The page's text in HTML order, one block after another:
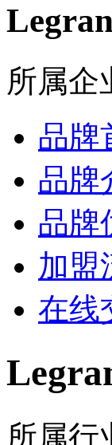
所属企
品牌
品牌
品牌
加盟
在线
所属行